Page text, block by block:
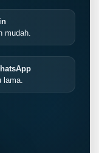
mudah.
lama.